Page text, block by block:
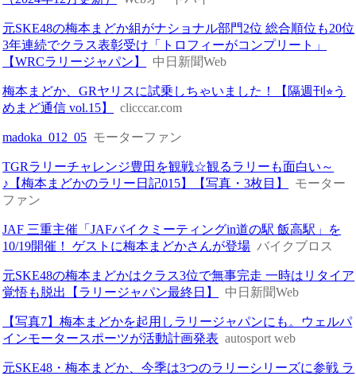
元SKE48の梅本まどか組がナショナル部門2位 総合順位も20位
3年連続でクラス表彰受け「トロフィーがコンプリート」
【WRCラリージャパン】
中日新聞Web
梅本まどか、GRヤリスに試乗しちゃいました！【隔週刊⭐︎う
めまど通信 vol.15】
clicccar.com
madoka_012_05 モーターファン
TGRラリーチャレンジ豊田を観戦☆観るラリーも面白い～
♪【梅本まどかのラリー日記015】【写真・3枚目】
モーター
ファン
JAF 三重主催「JAFバイクミーティングin道の駅 飯高駅」を
10/19開催！ ゲストに梅本まどかさんが登場 バイクブロス
元SKE48の梅本まどかはクラス3位で無事完走 一時はリタイア
覚悟も脱出【ラリージャパン最終日】
中日新聞Web
【写真7】梅本まどかを起用しラリージャパンにも。ウェルパ
インモータースポーツが活動計画発表 autosport web
元SKE48・梅本まどか、今季は3つのラリーシリーズに参戦 ラ